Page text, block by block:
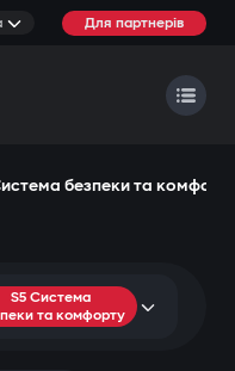
Для партнерів
безпеки та
S5 Система
та комфорту